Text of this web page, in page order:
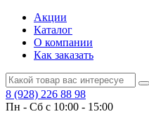
Акции
Каталог
О компании
Как заказать
8 (928) 226 88 98
Пн - Сб с 10:00 - 15:00